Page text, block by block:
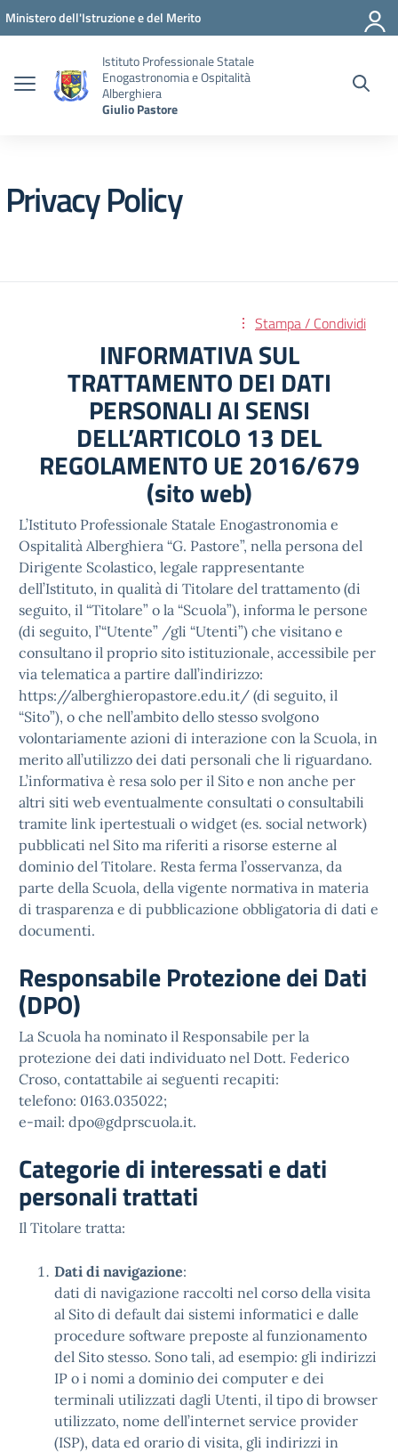
Vai ai contenuti
Vai al menu di navigazione
Vai al footer
Ministero dell'Istruzione e del Merito
Istituto Professionale Statale
Enogastronomia e Ospitalità
Alberghiera
Giulio Pastore
Privacy Policy
Stampa / Condividi
INFORMATIVA SUL
TRATTAMENTO DEI DATI
PERSONALI AI SENSI
DELL’ARTICOLO 13 DEL
REGOLAMENTO UE 2016/679
(sito web)
L’Istituto Professionale Statale Enogastronomia e
Ospitalità Alberghiera “G. Pastore”, nella persona del
Dirigente Scolastico, legale rappresentante
dell’Istituto, in qualità di Titolare del trattamento (di
seguito, il “Titolare” o la “Scuola”), informa le persone
(di seguito, l’“Utente” /gli “Utenti”) che visitano e
consultano il proprio sito istituzionale, accessibile per
via telematica a partire dall’indirizzo:
https://alberghieropastore.edu.it/ (di seguito, il
“Sito”), o che nell’ambito dello stesso svolgono
volontariamente azioni di interazione con la Scuola, in
merito all’utilizzo dei dati personali che li riguardano.
L’informativa è resa solo per il Sito e non anche per
altri siti web eventualmente consultati o consultabili
tramite link ipertestuali o widget (es. social network)
pubblicati nel Sito ma riferiti a risorse esterne al
dominio del Titolare. Resta ferma l’osservanza, da
parte della Scuola, della vigente normativa in materia
di trasparenza e di pubblicazione obbligatoria di dati e
documenti.
Responsabile Protezione dei Dati
(DPO)
La Scuola ha nominato il Responsabile per la
protezione dei dati individuato nel Dott. Federico
Croso, contattabile ai seguenti recapiti:
telefono: 0163.035022;
e-mail: dpo@gdprscuola.it.
Categorie di interessati e dati
personali trattati
Il Titolare tratta:
Dati di navigazione:
dati di navigazione raccolti nel corso della visita
al Sito di default dai sistemi informatici e dalle
procedure software preposte al funzionamento
del Sito stesso. Sono tali, ad esempio: gli indirizzi
IP o i nomi a dominio dei computer e dei
terminali utilizzati dagli Utenti, il tipo di browser
utilizzato, nome dell’internet service provider
(ISP), data ed orario di visita, gli indirizzi in